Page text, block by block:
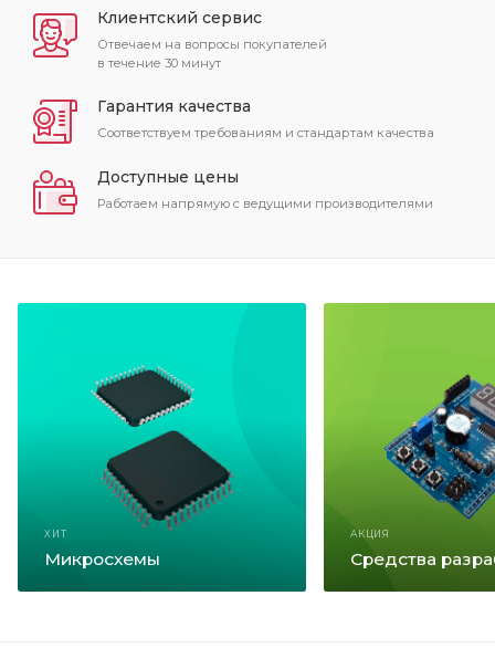
Клиентский сервис
Отвечаем на вопросы покупателей
в течение 30 минут
Гарантия качества
Соответствуем требованиям и стандартам качества
Доступные цены
Работаем напрямую с ведущими производителями
ХИТ
Микросхемы
АКЦИЯ
Средства